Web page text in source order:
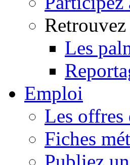
Les
Emploi
Les offres
Fiches